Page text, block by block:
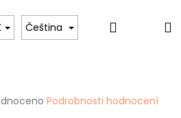
Pro ženy
Čeština Hledat
Podrobnosti hodnocení